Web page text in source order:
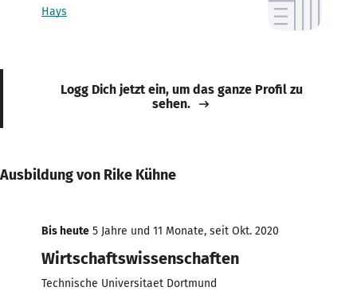
Hays
Logg Dich jetzt ein, um das ganze Profil zu
sehen.
Ausbildung von Rike Kühne
Bis heute 5 Jahre und 11 Monate, seit Okt. 2020
Wirtschaftswissenschaften
Technische Universitaet Dortmund